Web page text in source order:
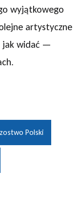
wyjątkowego
artystyczne
jak widać —
Polski